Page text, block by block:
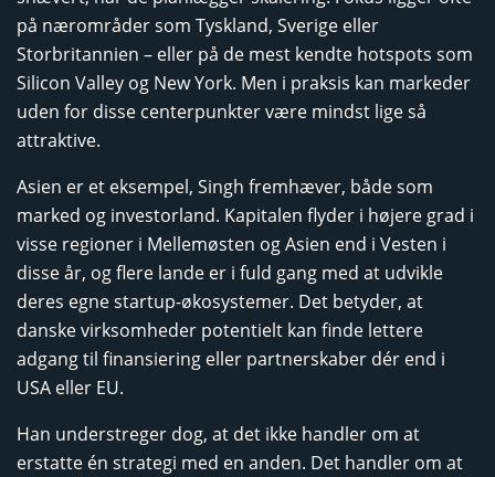
på nærområder som Tyskland, Sverige eller
Storbritannien – eller på de mest kendte hotspots som
Silicon Valley og New York. Men i praksis kan markeder
uden for disse centerpunkter være mindst lige så
attraktive.
Asien er et eksempel, Singh fremhæver, både som
marked og investorland. Kapitalen flyder i højere grad i
visse regioner i Mellemøsten og Asien end i Vesten i
disse år, og flere lande er i fuld gang med at udvikle
deres egne startup-økosystemer. Det betyder, at
danske virksomheder potentielt kan finde lettere
adgang til finansiering eller partnerskaber dér end i
USA eller EU.
Han understreger dog, at det ikke handler om at
erstatte én strategi med en anden. Det handler om at